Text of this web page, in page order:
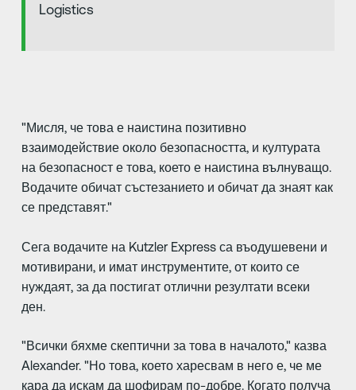
Logistics
"Мисля, че това е наистина позитивно
взаимодействие около безопасността, и културата
на безопасност е това, което е наистина вълнуващо.
Водачите обичат състезанието и обичат да знаят как
се представят."
Сега водачите на Kutzler Express са въодушевени и
мотивирани, и имат инструментите, от които се
нуждаят, за да постигат отлични резултати всеки
ден.
"Всички бяхме скептични за това в началото," казва
Alexander. "Но това, което харесвам в него е, че ме
кара да искам да шофирам по-добре. Когато получа